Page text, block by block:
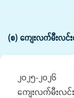
(စ) ကျေးလက်မီးလင်း
၂၀၂၅-၂၀၂
ကျေးလက်မီးလ